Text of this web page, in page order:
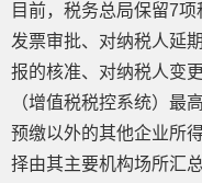
目前，税务总局保留7
发票审批、对纳税人延
报的核准、对纳税人变
（增值税税控系统）最
预缴以外的其他企业所
择由其主要机构场所汇